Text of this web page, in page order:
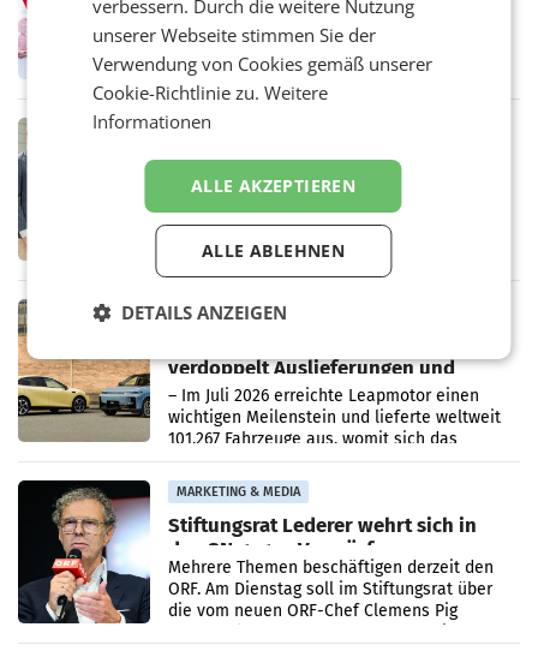
Ober- und Niederösterreich
WIENER NEUDORF. – Im Rahmen einer
laufenden Modernisierungsoffensive
erneuert Penny zwei Filialen in Nieder- und
Oberösterreich. Die beiden Standorte liegen
RETAIL
Alles bereit für den Wechsel: Jürgen
Albrecht setzt ab 1.1.2027 auf Adeg
WIENER NEUDORF. – Die geplante
Zusammenarbeit zwischen Adeg und dem
Vorarlberger Kaufmann Jürgen Albrecht ist
kartellrechtlich freigegeben: Die
Bundeskartellanwalt
MOBILITY BUSINESS
verdoppelt Auslieferungen und
überschreitet die 100.000er-Marke
– Im Juli 2026 erreichte Leapmotor einen
wichtigen Meilenstein und lieferte weltweit
101.267 Fahrzeuge aus, womit sich das
Ergebnis gegenüber Juli 2025 mehr als
verdoppelte (+102
MARKETING & MEDIA
Stiftungsrat Lederer wehrt sich in
den SN gegen Vorwürfe
Mehrere Themen beschäftigen derzeit den
ORF. Am Dienstag soll im Stiftungsrat über
die vom neuen ORF-Chef Clemens Pig
verbessern. Durch die weitere Nutzung
unserer Webseite stimmen Sie der
Verwendung von Cookies gemäß unserer
Cookie-Richtlinie zu.Weitere
Informationen
ALLE AKZEPTIEREN
ALLE ABLEHNEN
DETAILS ANZEIGEN